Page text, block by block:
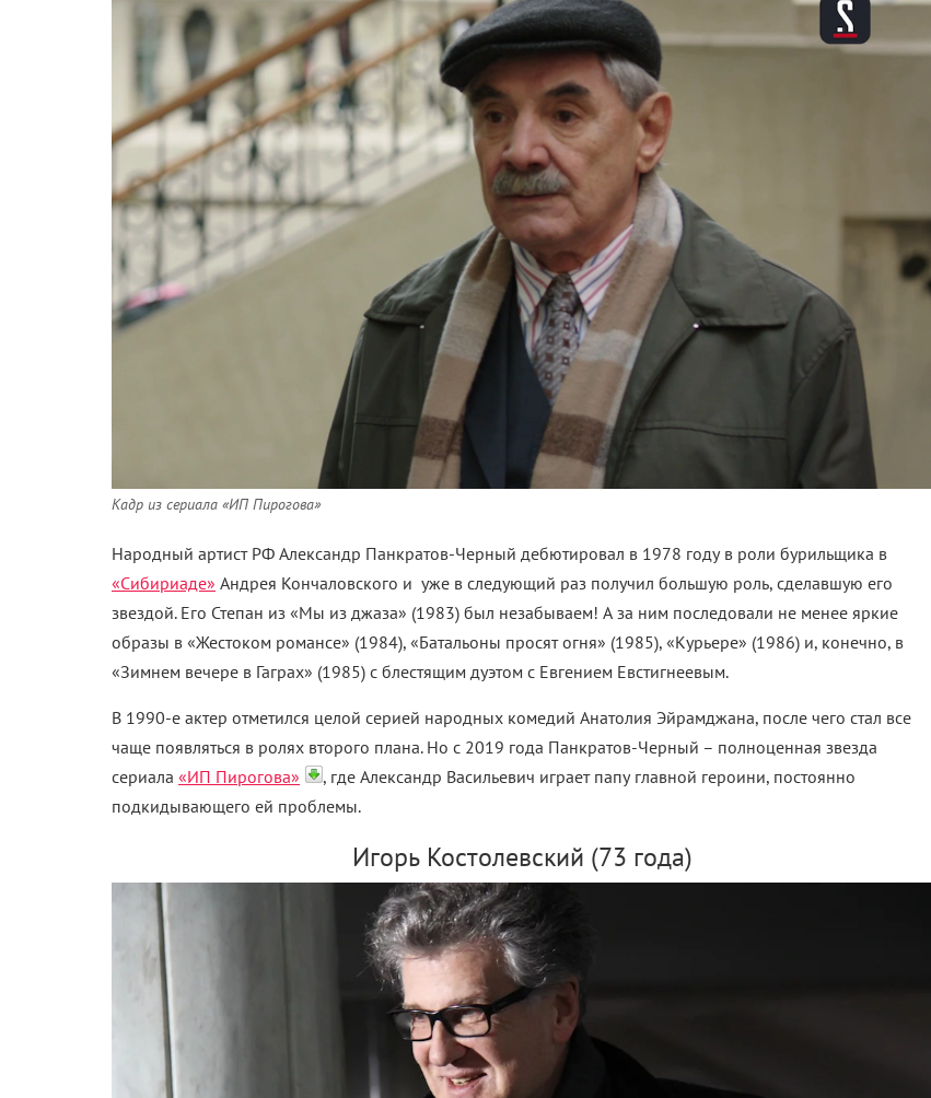
Кадр из сериала «ИП Пирогова»
Народный артист РФ Александр Панкратов-Черный дебютировал в 1978 году в роли бурильщика в
«Сибириаде» Андрея Кончаловского и уже в следующий раз получил большую роль, сделавшую его
звездой. Его Степан из «Мы из джаза» (1983) был незабываем! А за ним последовали не менее яркие
образы в «Жестоком романсе» (1984), «Батальоны просят огня» (1985), «Курьере» (1986) и, конечно, в
«Зимнем вечере в Гаграх» (1985) с блестящим дуэтом с Евгением Евстигнеевым.
В 1990-е актер отметился целой серией народных комедий Анатолия Эйрамджана, после чего стал все
чаще появляться в ролях второго плана. Но с 2019 года Панкратов-Черный – полноценная звезда
сериала «ИП Пирогова»
, где Александр Васильевич играет папу главной героини, постоянно
подкидывающего ей проблемы.
Игорь Костолевский (73 года)